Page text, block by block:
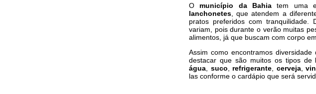
O município da Bahia tem uma
lanchonetes , que atendem a
pratos preferidos com tranquilidade.
variam, pois durante o verão muitas
alimentos, já que buscam com corpo
Assim como encontramos diversidade
destacar que são muitos os tipos de
água
suco refrigerante cerveja,
las conforme o cardápio que será